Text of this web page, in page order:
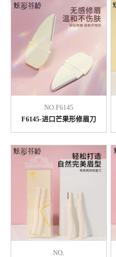
NO.F6145
F6145-进口芒果形修眉刀
NO.